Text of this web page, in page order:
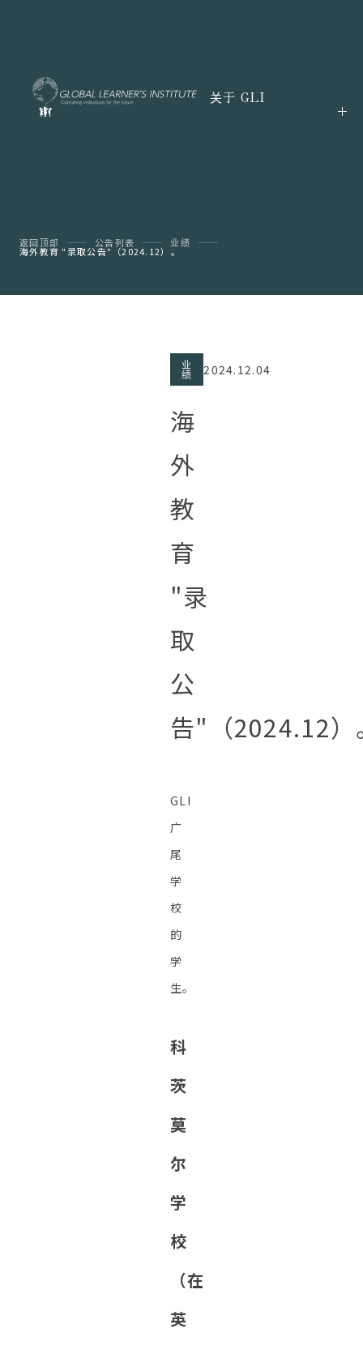
关于 GLI
返回顶部 公告列表 业绩
海外教育 "录取公告"（2024.12）。
业
绩 2024.12.04
海
外
教
育
"录
取
公
告"（2024.12）
GLI
广
尾
学
校
的
学
生。
科
茨
莫
尔
学
校
（在
英